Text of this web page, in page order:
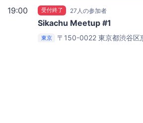
19:00 受付終了 27人の参加者
Sikachu Meetup #1
東京
〒150-0022 東京都渋谷区